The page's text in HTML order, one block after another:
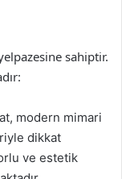
sahiptir.
modern mimari
dikkat
ve estetik